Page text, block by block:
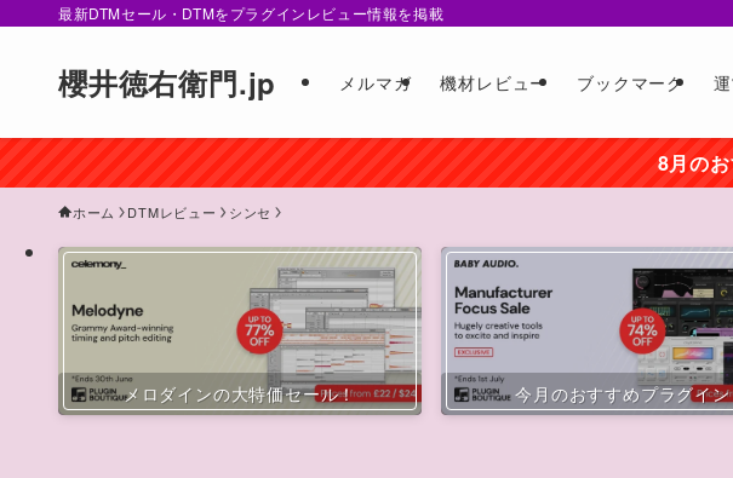
最新DTMセール・DTMをプラグインレビュー情報を掲載
櫻井徳右衛門.jp メルマガ 機材レビュー ブックマーク
8月の
ホーム DTMレビュー シンセ
メロダインの大特価セール！
今月のおすすめプラグイン